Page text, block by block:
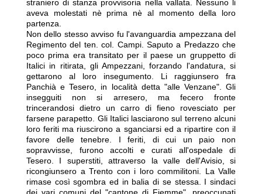
straniero di stanza provvisoria nella vallata. Nessuno li
aveva molestati nè prima nè al momento della loro
partenza.
Non dello stesso avviso fu l'avanguardia ampezzana del
Regimento del ten. col. Campi. Saputo a Predazzo che
poco prima era transitato per il paese un gruppetto di
Italici in ritirata, gli Ampezzani, forzando l'andatura, si
gettarono al loro insegumento. Li raggiunsero fra
Panchià e Tesero, in località detta "alle Venzane". Gli
insegguiti non si arresero, ma fecero fronte
trincerandosi dietro un carro di fieno rovesciato per
farsene parapetto. Gli Italici lasciarono sul terreno alcuni
loro feriti ma riuscirono a sganciarsi ed a ripartire con il
favore delle tenebre. I feriti, di cui un paio non
sopravvisse, furono accolti e curati all'ospedale di
Tesero. I superstiti, attraverso la valle dell'Avisio, si
ricongiunsero a Trento con i loro commilitoni. La Valle
rimase così sgombra ed in balia di se stessa. I sindaci